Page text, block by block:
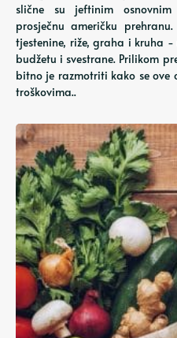
slične su jeftinim
prosječnu američku
tjestenine, riže, graha i kruha
budžetu i svestrane. Prilikom
bitno je razmotriti kako se ove
troškovima..